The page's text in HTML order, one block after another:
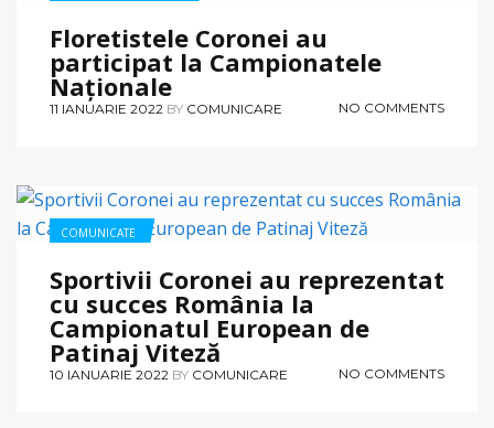
Floretistele Coronei au
participat la Campionatele
Naționale
11 IANUARIE 2022 BY COMUNICARE NO COMMENTS
COMUNICATE
Sportivii Coronei au reprezentat
cu succes România la
Campionatul European de
Patinaj Viteză
10 IANUARIE 2022 BY COMUNICARE NO COMMENTS